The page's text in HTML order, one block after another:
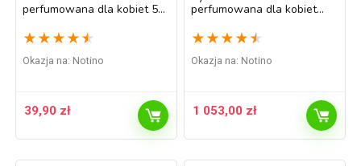
perfumowana dla kobiet 50
★ ★ ★ ★ ★
Okazja na: Notino
39,90 zł
perfumowana dla kobiet
★ ★ ★ ★ ★
Okazja na: Notino
1 053,00 zł